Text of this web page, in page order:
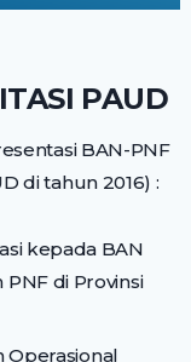
PAUD
BAN-PNF
di tahun 2016) :
kepada BAN
PNF di Provinsi
Operasional